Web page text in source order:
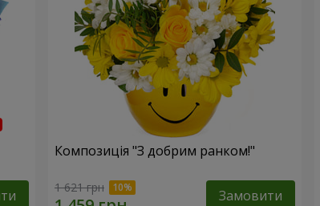
Композиція "З добрим ранком!"
1 621 грн Замовити